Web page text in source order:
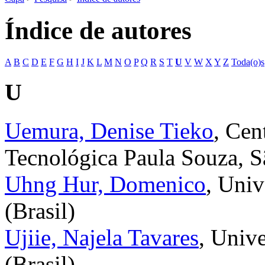
Índice de autores
A B C D E F G H I J K L M N O P Q R S T U V W X Y Z Toda(o)s
U
Uemura, Denise Tieko,
Tecnológica Paula Souza,
Uhng Hur, Domenico,
(Brasil)
Ujiie, Najela Tavares,